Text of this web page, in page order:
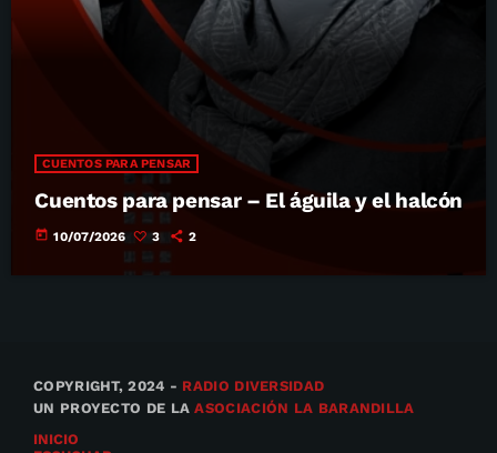
CUENTOS PARA PENSAR
Cuentos para pensar – El águila y el halcón
today 10/07/2026 3 2
COPYRIGHT, 2024 - RADIO DIVERSIDAD
UN PROYECTO DE LAASOCIACIÓN LA BARANDILLA
INICIO